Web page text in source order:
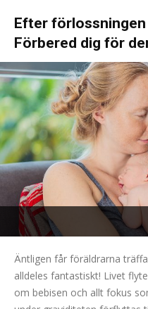
Efter förlossningen
Förbered dig för
Äntligen får föräldrarna
alldeles fantastiskt! Livet
om bebisen och allt fokus